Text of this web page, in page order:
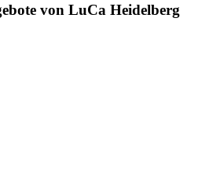
von LuCa Heidelberg